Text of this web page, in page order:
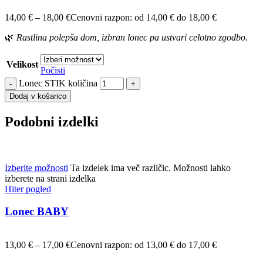
14,00 € – 18,00 €Cenovni razpon: od 14,00 € do 18,00 €
🌿 Rastlina polepša dom, izbran lonec pa ustvari celotno zgodbo.
Velikost
Počisti
Lonec STIK količina
Dodaj v košarico
Podobni izdelki
Izberite možnosti Ta izdelek ima več različic. Možnosti lahko
izberete na strani izdelka
Hiter pogled
Lonec BABY
13,00 € – 17,00 €Cenovni razpon: od 13,00 € do 17,00 €